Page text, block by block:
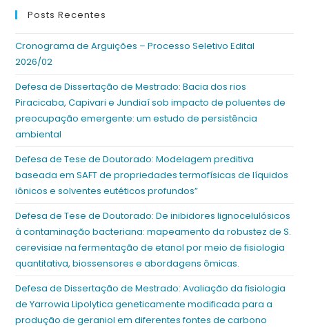
Posts Recentes
Cronograma de Arguições – Processo Seletivo Edital
2026/02
Defesa de Dissertação de Mestrado: Bacia dos rios
Piracicaba, Capivari e Jundiaí sob impacto de poluentes de
preocupação emergente: um estudo de persistência
ambiental
Defesa de Tese de Doutorado: Modelagem preditiva
baseada em SAFT de propriedades termofísicas de líquidos
iônicos e solventes eutéticos profundos”
Defesa de Tese de Doutorado: De inibidores lignocelulósicos
à contaminação bacteriana: mapeamento da robustez de S.
cerevisiae na fermentação de etanol por meio de fisiologia
quantitativa, biossensores e abordagens ômicas.
Defesa de Dissertação de Mestrado: Avaliação da fisiologia
de Yarrowia Lipolytica geneticamente modificada para a
produção de geraniol em diferentes fontes de carbono